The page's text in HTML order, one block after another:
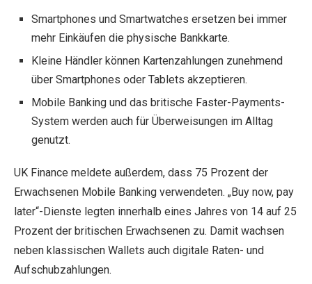
Smartphones und Smartwatches ersetzen bei immer
mehr Einkäufen die physische Bankkarte.
Kleine Händler können Kartenzahlungen zunehmend
über Smartphones oder Tablets akzeptieren.
Mobile Banking und das britische Faster-Payments-
System werden auch für Überweisungen im Alltag
genutzt.
UK Finance meldete außerdem, dass 75 Prozent der
Erwachsenen Mobile Banking verwendeten. „Buy now, pay
later“-Dienste legten innerhalb eines Jahres von 14 auf 25
Prozent der britischen Erwachsenen zu. Damit wachsen
neben klassischen Wallets auch digitale Raten- und
Aufschubzahlungen.